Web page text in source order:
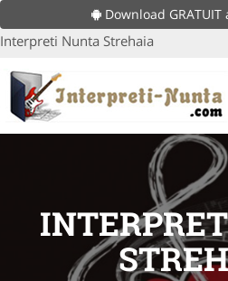
Download
Interpreti Nunta Strehaia